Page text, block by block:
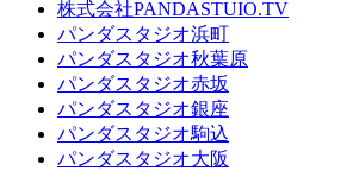
株式会社PANDASTUIO.TV
パンダスタジオ浜町
パンダスタジオ秋葉原
パンダスタジオ赤坂
パンダスタジオ銀座
パンダスタジオ駒込
パンダスタジオ大阪